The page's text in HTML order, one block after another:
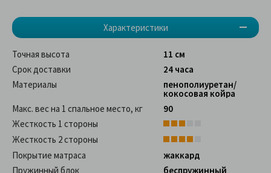
Характеристики
Точная высота
11 см
Срок доставки
24 часа
Материалы
пенополиуретан/
кокосовая койра
Макс. вес на 1 спальное место, кг
90
Жесткость 1 стороны
Жесткость 2 стороны
Покрытие матраса
жаккард
Пружинный блок
беспружинный